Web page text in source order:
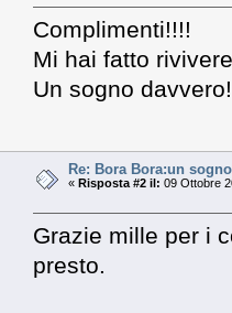
Complimenti!!!!
Mi hai fatto
Un sogno
Re: Bora Bora:un
« Risposta #2 il: 09 Ottobre
Grazie mille per i
presto.